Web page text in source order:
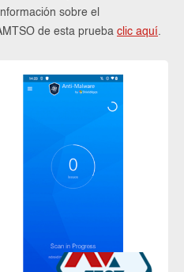
sobre el
de esta prueba clic aquí.